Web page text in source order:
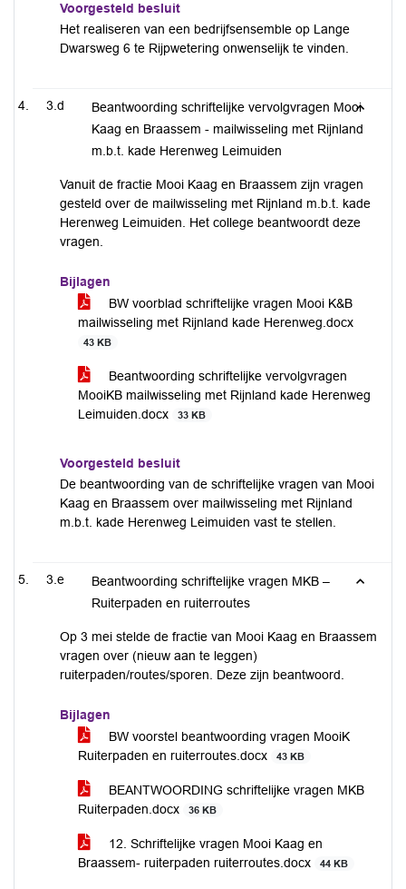
Voorgesteld besluit
Het realiseren van een bedrijfsensemble op Lange
Dwarsweg 6 te Rijpwetering onwenselijk te vinden.
3.d
Beantwoording schriftelijke vervolgvragen Mooi
Kaag en Braassem - mailwisseling met Rijnland
m.b.t. kade Herenweg Leimuiden
Vanuit de fractie Mooi Kaag en Braassem zijn vragen
gesteld over de mailwisseling met Rijnland m.b.t. kade
Herenweg Leimuiden. Het college beantwoordt deze
vragen.
Bijlagen
BW voorblad schriftelijke vragen Mooi K&B
mailwisseling met Rijnland kade Herenweg.docx
43 KB
Beantwoording schriftelijke vervolgvragen
MooiKB mailwisseling met Rijnland kade Herenweg
Leimuiden.docx
33 KB
Voorgesteld besluit
De beantwoording van de schriftelijke vragen van Mooi
Kaag en Braassem over mailwisseling met Rijnland
m.b.t. kade Herenweg Leimuiden vast te stellen.
3.e
Beantwoording schriftelijke vragen MKB –
Ruiterpaden en ruiterroutes
Op 3 mei stelde de fractie van Mooi Kaag en Braassem
vragen over (nieuw aan te leggen)
ruiterpaden/routes/sporen. Deze zijn beantwoord.
Bijlagen
BW voorstel beantwoording vragen MooiK
Ruiterpaden en ruiterroutes.docx
43 KB
BEANTWOORDING schriftelijke vragen MKB
Ruiterpaden.docx
36 KB
12. Schriftelijke vragen Mooi Kaag en
Braassem- ruiterpaden ruiterroutes.docx
44 KB